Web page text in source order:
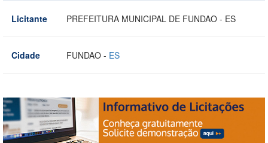
Licitante PREFEITURA MUNICIPAL DE FUNDAO - ES
Cidade FUNDAO - ES